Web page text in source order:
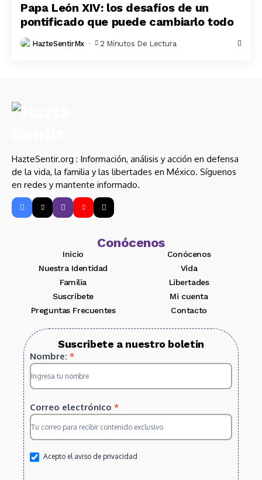
Papa León XIV: los desafíos de un
pontificado que puede cambiarlo todo
HazteSentirMx 2 Minutos De Lectura
HazteSentir.org : Información, análisis y acción en defensa
de la vida, la familia y las libertades en México. Síguenos
en redes y mantente informado.
Conócenos
Inicio
Conócenos
Nuestra Identidad
Vida
Familia
Libertades
Suscríbete
Mi cuenta
Preguntas Frecuentes
Contacto
Suscribete a nuestro boletin
Suscripcion
HS
2025
Nombre: *
Correo electrónico *
Acepto el aviso de privacidad